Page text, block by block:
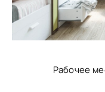
Рабочее